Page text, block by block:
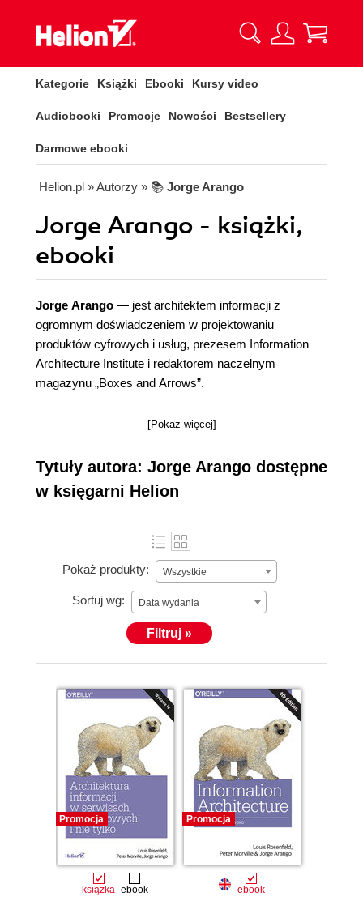
Kategorie Książki Ebooki Kursy video
Audiobooki Promocje Nowości Bestsellery
Darmowe ebooki
Helion.pl » Autorzy » 📚 Jorge Arango
Jorge Arango - książki,
ebooki
Jorge Arango — jest architektem informacji z
ogromnym doświadczeniem w projektowaniu
produktów cyfrowych i usług, prezesem Information
Architecture Institute i redaktorem naczelnym
magazynu „Boxes and Arrows”.
[Pokaż więcej]
Tytuły autora: Jorge Arango dostępne
w księgarni Helion
Pokaż produkty: Wszystkie
Sortuj wg: Data wydania
Filtruj »
Promocja
książka ebook
Promocja
ebook